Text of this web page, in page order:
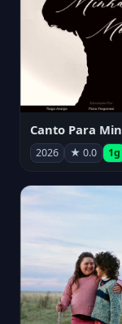
2026 ★ 0.0 1g